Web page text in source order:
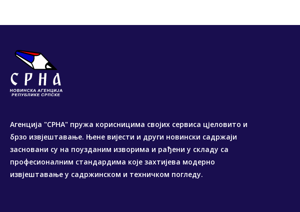
Агенција "СРНА" пружа корисницима својих сервиса цјеловито и
брзо извјештавање. Њене вијести и други новински садржаји
засновани су на поузданим изворима и рађени у складу са
професионалним стандардима које захтијева модерно
извјештавање у садржинском и техничком погледу.